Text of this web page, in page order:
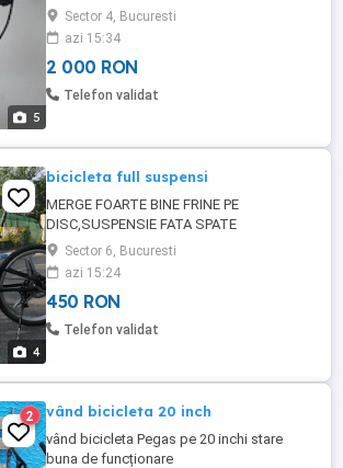
5
proba zonă parcul Carol sect 4 București.
Detalii la telefon.
Sector 4, Bucuresti
azi 15:34
2 000 RON
Telefon validat
4
bicicleta full suspensi
MERGE FOARTE BINE FRINE PE
DISC,SUSPENSIE FATA SPATE
SCHIMBATOARELE MERG BINE
Sector 6, Bucuresti
azi 15:24
450 RON
Telefon validat
2 vând bicicleta 20 inch
vând bicicleta Pegas pe 20 inchi stare
buna de funcționare